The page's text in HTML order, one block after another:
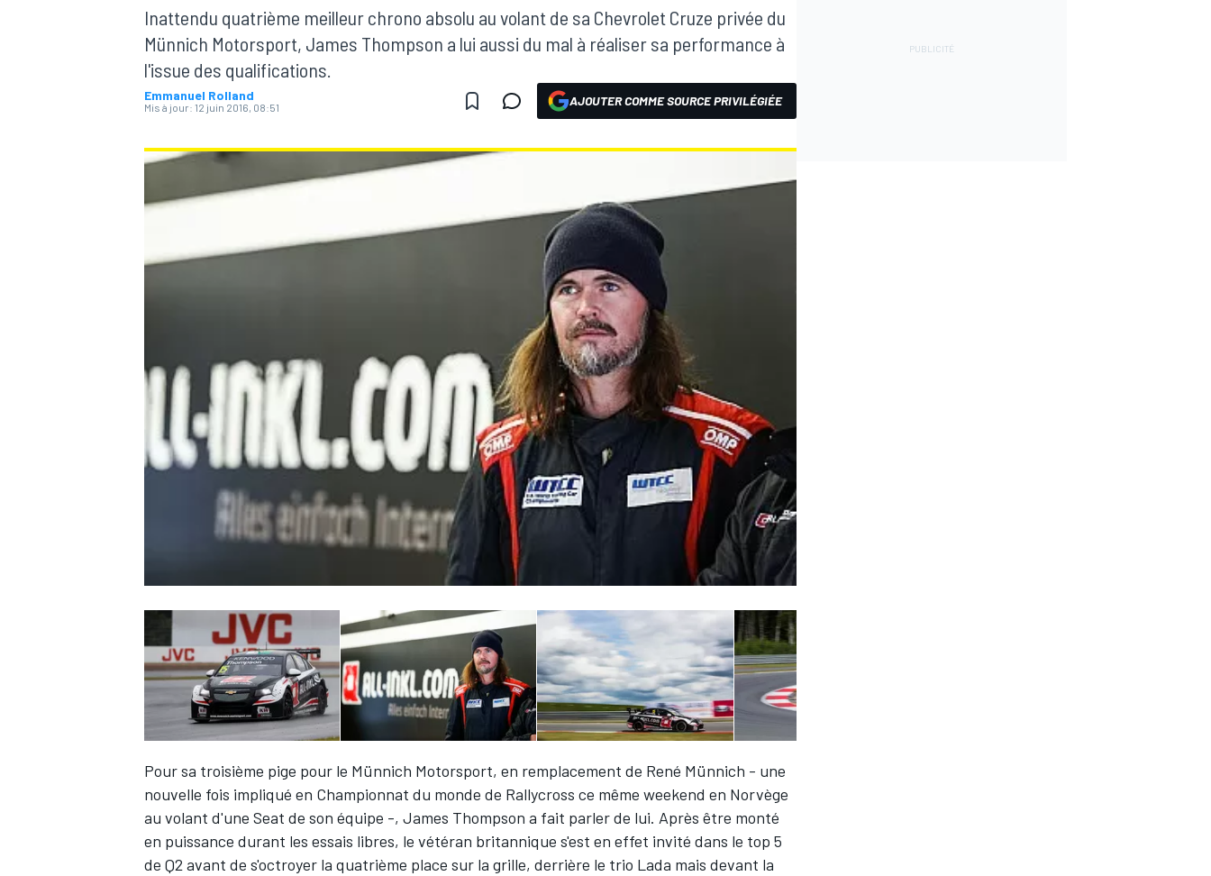
WRC
Inattendu quatrième meilleur chrono absolu au volant de sa Chevrolet Cruze privée du
Münnich Motorsport, James Thompson a lui aussi du mal à réaliser sa performance à
l'issue des qualifications.
Emmanuel Rolland
Mis à jour: 12 juin 2016, 08:51 AJOUTER COMME SOURCE PRIVILÉGIÉE
Pour sa troisième pige pour le Münnich Motorsport, en remplacement de René Münnich - une
nouvelle fois impliqué en Championnat du monde de Rallycross ce même weekend en Norvège
au volant d'une Seat de son équipe -, James Thompson a fait parler de lui. Après être monté
en puissance durant les essais libres, le vétéran britannique s'est en effet invité dans le top 5
de Q2 avant de s'octroyer la quatrième place sur la grille, derrière le trio Lada mais devant la